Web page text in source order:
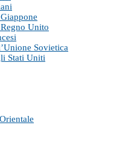
Unito
Sovietica
Stati Uniti